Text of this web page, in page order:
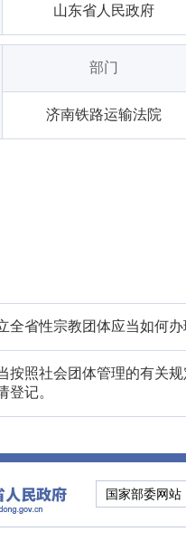
山东省人民政府
部门
济南铁路运输法院
全省性宗教团体应当如何
按照社会团体管理的有关
登记。
国家部委网站